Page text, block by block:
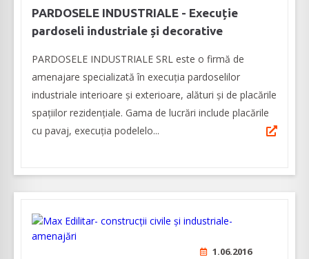
PARDOSELE INDUSTRIALE - Execuție
pardoseli industriale și decorative
PARDOSELE INDUSTRIALE SRL este o firmă de
amenajare specializată în execuția pardoselilor
industriale interioare și exterioare, alături și de placările
spațiilor rezidențiale. Gama de lucrări include placările
cu pavaj, execuția podelelo...
1.06.2016